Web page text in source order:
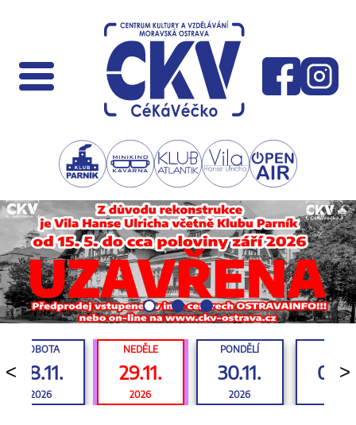
<
SOBOTA
28.11.
2026
NEDĚLE
29.11.
2026
PONDĚLÍ
30.11.
2026
>